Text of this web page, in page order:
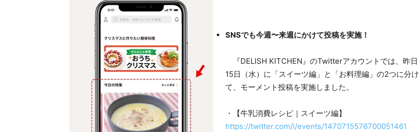
SNSでも今週〜来週にかけて投稿を実施！
『DELISH KITCHEN』のTwitterアカウントでは、昨日
15日（水）に「スイーツ編」と「お料理編」の2つに分け
て、モーメント投稿を実施しました。
・【牛乳消費レシピ｜スイーツ編】
https://twitter.com/i/events/1470715576700051461